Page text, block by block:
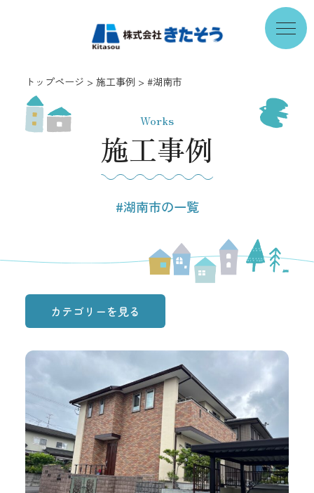
トップページ 施工事例 #湖南市
Works
施工事例
#湖南市の一覧
カテゴリーを見る